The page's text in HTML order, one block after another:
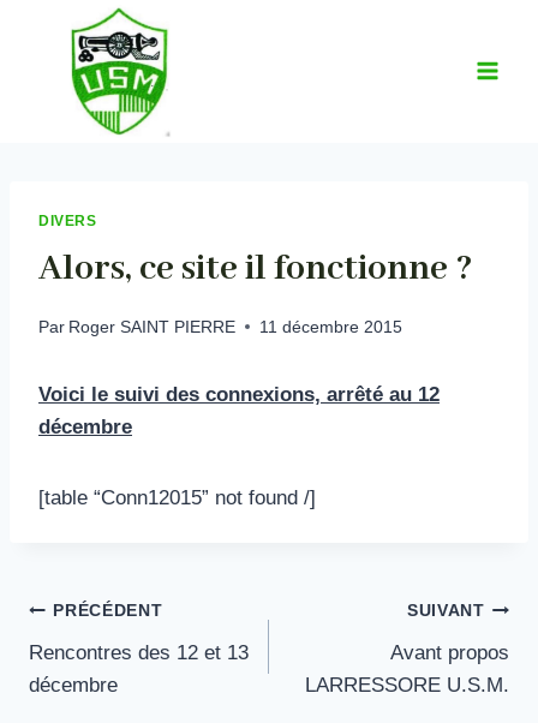
DIVERS
Alors, ce site il fonctionne ?
Par Roger SAINT PIERRE 11 décembre 2015
Voici le suivi des connexions, arrêté au 12
décembre
[table “Conn12015” not found /]
Navigation
de
PRÉCÉDENT
Rencontres des 12 et 13
décembre
SUIVANT
Avant propos
LARRESSORE U.S.M.